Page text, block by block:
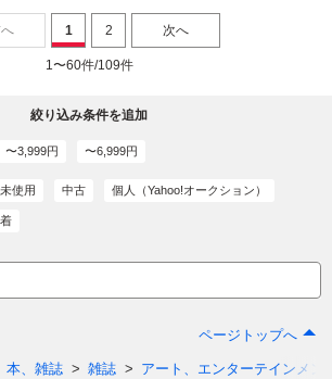
1 2 次へ
1〜60件/109件
絞り込み条件を追加
〜3,999円 〜6,999円
未使用 中古 個人（Yahoo!オークション）
ページトップへ
本、雑誌 雑誌 アート、エンターテインメン